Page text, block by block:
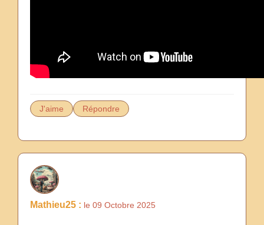
J'aime Répondre
Mathieu25 : le 09 Octobre 2025